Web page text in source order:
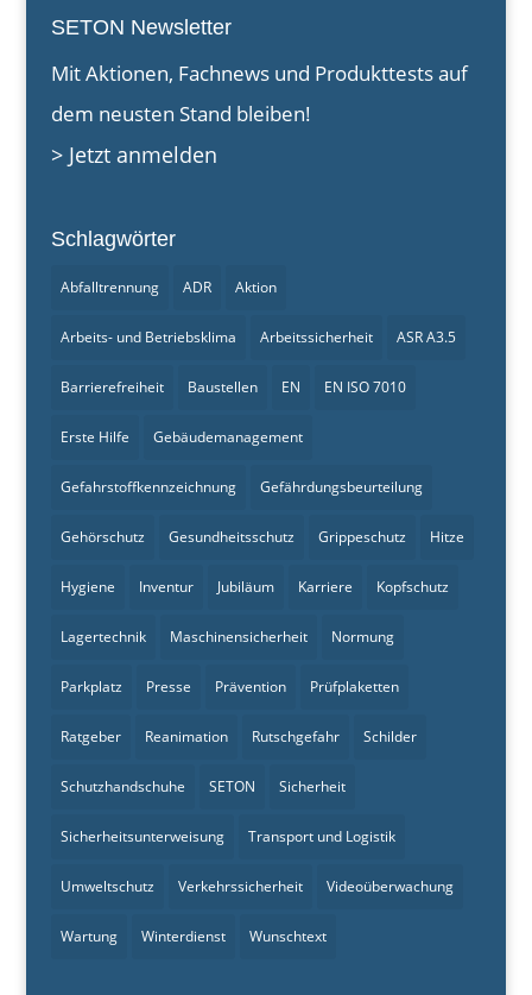
SETON Newsletter
Mit Aktionen, Fachnews und Produkttests auf
dem neusten Stand bleiben!
> Jetzt anmelden
Schlagwörter
Abfalltrennung ADR Aktion
Arbeits- und Betriebsklima Arbeitssicherheit ASR A3.5
Barrierefreiheit Baustellen EN EN ISO 7010
Erste Hilfe Gebäudemanagement
Gefahrstoffkennzeichnung Gefährdungsbeurteilung
Gehörschutz Gesundheitsschutz Grippeschutz Hitze
Hygiene Inventur Jubiläum Karriere Kopfschutz
Lagertechnik Maschinensicherheit Normung
Parkplatz Presse Prävention Prüfplaketten
Ratgeber Reanimation Rutschgefahr Schilder
Schutzhandschuhe SETON Sicherheit
Sicherheitsunterweisung Transport und Logistik
Umweltschutz Verkehrssicherheit Videoüberwachung
Wartung Winterdienst Wunschtext